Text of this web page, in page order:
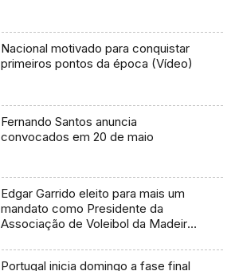
Nacional motivado para conquistar
primeiros pontos da época (Vídeo)
Fernando Santos anuncia
convocados em 20 de maio
Edgar Garrido eleito para mais um
mandato como Presidente da
Associação de Voleibol da Madeira
Portugal inicia domingo a fase final